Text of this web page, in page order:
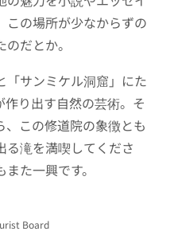
この場所が少なからずの
だとか。
サンミケル洞窟」にた
り出す自然の芸術。そ
、この修道院の象徴とも
る滝を満喫してくださ
た一興です。
Board